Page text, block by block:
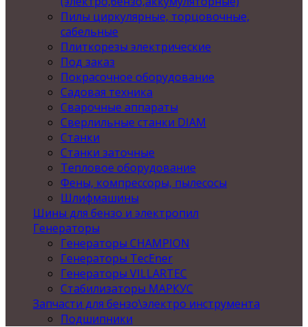
Пилы циркулярные, торцовочные,
сабельные
Плиткорезы электрические
Под заказ
Покрасочное оборудование
Садовая техника
Сварочные аппараты
Сверлильные станки DIAM
Станки
Станки заточные
Тепловое оборудование
Фены, компрессоры, пылесосы
Шлифмашины
Шины для бензо и электропил
Генераторы
Генераторы CHAMPION
Генераторы TecEner
Генераторы VILLARTEC
Стабилизаторы МАРКУС
Запчасти для бензо\электро инструмента
Подшипники